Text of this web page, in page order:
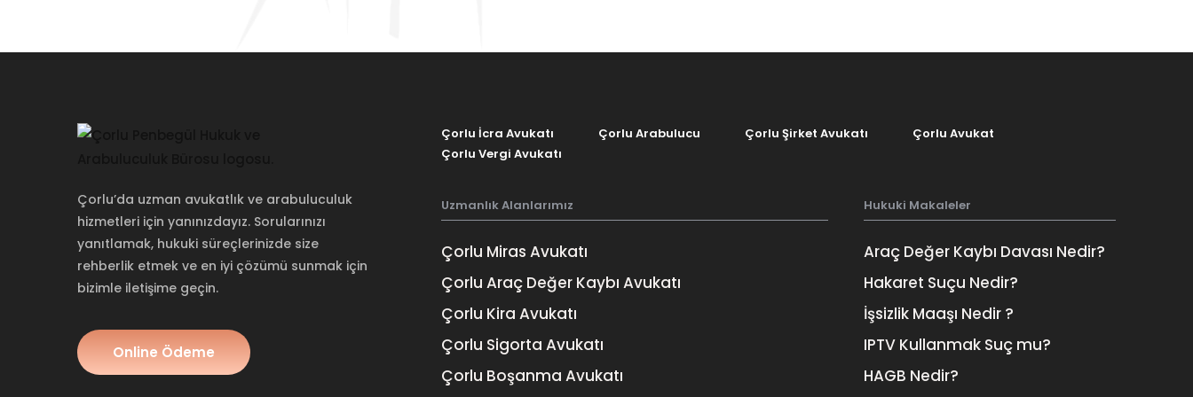
Çorlu’da uzman avukatlık ve arabuluculuk
hizmetleri için yanınızdayız. Sorularınızı
yanıtlamak, hukuki süreçlerinizde size
rehberlik etmek ve en iyi çözümü sunmak için
bizimle iletişime geçin.
Online Ödeme
Çorlu İcra Avukatı Çorlu Arabulucu Çorlu Şirket Avukatı
Çorlu Avukat
Çorlu Vergi Avukatı
Uzmanlık Alanlarımız
Çorlu Miras Avukatı
Çorlu Araç Değer Kaybı Avukatı
Çorlu Kira Avukatı
Çorlu Sigorta Avukatı
Çorlu Boşanma Avukatı
Hukuki Makaleler
Araç Değer Kaybı Davası Nedir?
Hakaret Suçu Nedir?
İşsizlik Maaşı Nedir ?
IPTV Kullanmak Suç mu?
HAGB Nedir?
TOLL FREE
1-657-544-45623 Facebook